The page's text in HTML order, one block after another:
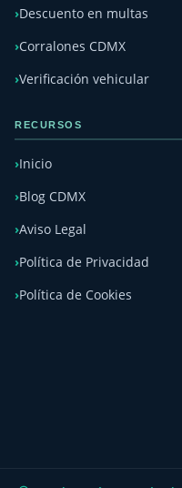
Descuento en multas
Corralones CDMX
Verificación vehicular
RECURSOS
Inicio
Blog CDMX
Aviso Legal
Política de Privacidad
Política de Cookies